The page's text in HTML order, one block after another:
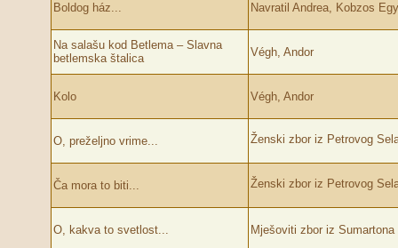
Boldog ház... Navratil Andrea, Kobzos
Na salašu kod Betlema – Slavna
betlemska štalica
Végh, Andor
Kolo Végh, Andor
O, preželjno vrime... Ženski zbor iz Petrovog
Ča mora to biti... Ženski zbor iz Petrovog
O, kakva to svetlost... Mješoviti zbor iz Sumartona